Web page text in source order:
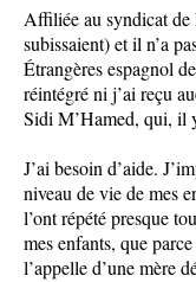
Affiliée au syndicat de
subissaient) et il n’a
Étrangères espagnol
réintégré ni j’ai reçu
Sidi M’Hamed, qui, il
J’ai besoin d’aide.
niveau de vie de mes
l’ont répété presque
mes enfants, que
l’appelle d’une mère